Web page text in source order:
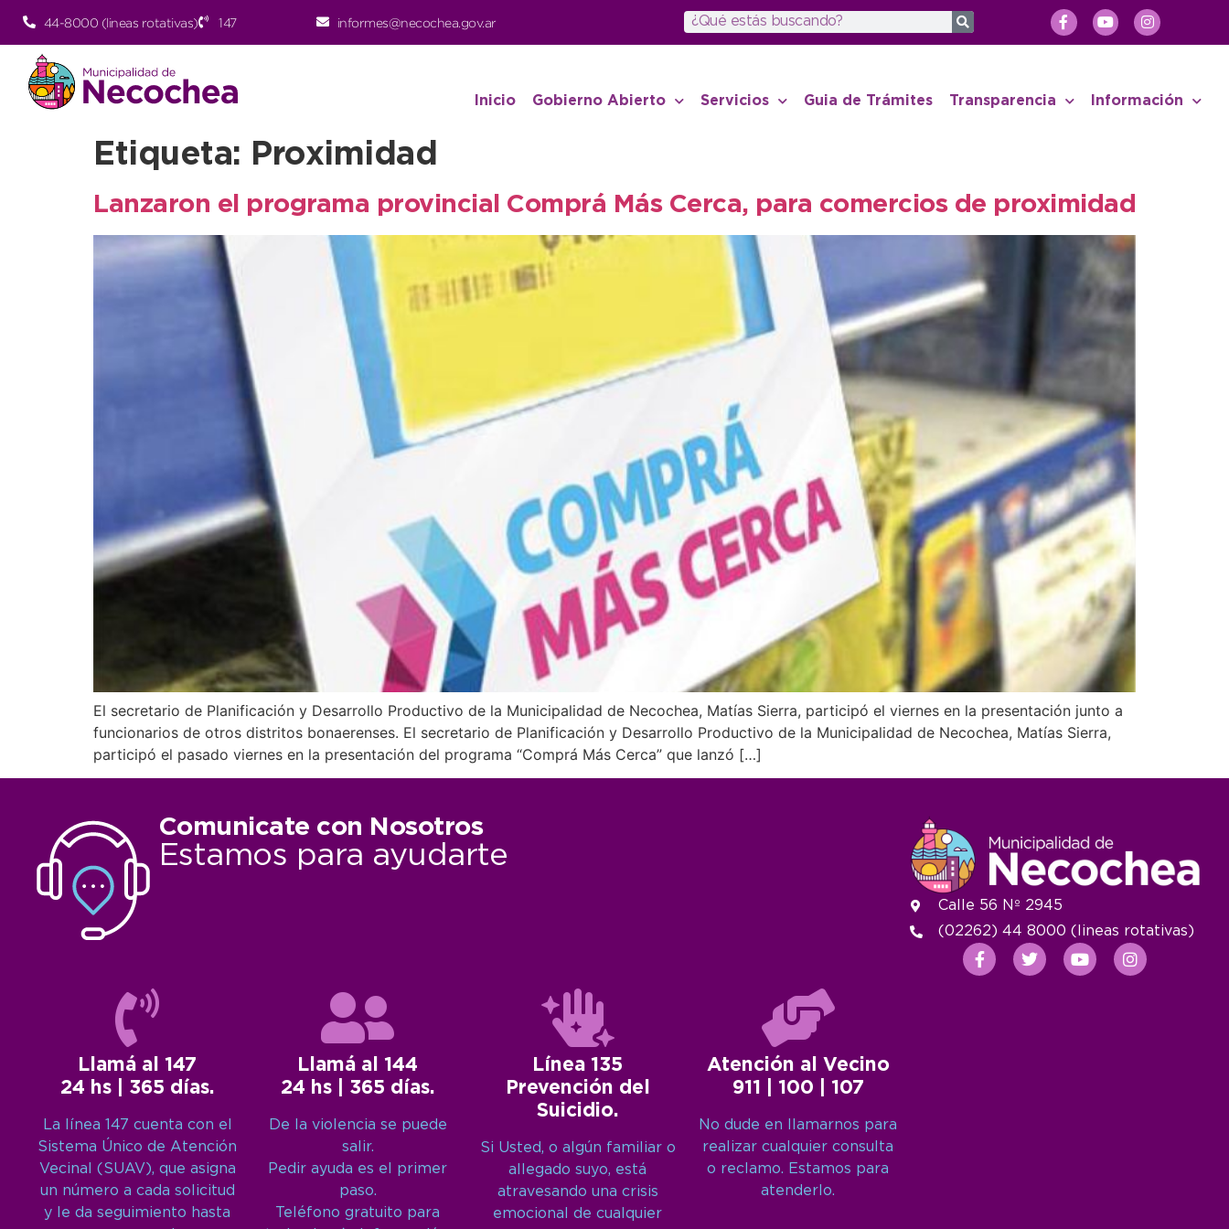
44-8000 (lineas rotativas) 147 informes@necochea.gov.ar
Inicio Gobierno Abierto Servicios Guia de Trámites Transparencia Información
Etiqueta: Proximidad
Lanzaron el programa provincial Comprá Más Cerca, para comercios de proximidad
El secretario de Planificación y Desarrollo Productivo de la Municipalidad de Necochea, Matías Sierra, participó el viernes en la presentación junto a
funcionarios de otros distritos bonaerenses. El secretario de Planificación y Desarrollo Productivo de la Municipalidad de Necochea, Matías Sierra,
participó el pasado viernes en la presentación del programa “Comprá Más Cerca” que lanzó […]
Comunicate con Nosotros
Estamos para ayudarte
Llamá al 147
24 hs | 365 días.
La línea 147 cuenta con el
Sistema Único de Atención
Vecinal (SUAV), que asigna
un número a cada solicitud
y le da seguimiento hasta
Llamá al 144
24 hs | 365 días.
De la violencia se puede
salir.
Pedir ayuda es el primer
paso.
Teléfono gratuito para
Línea 135
Prevención del
Suicidio.
Si Usted, o algún familiar o
allegado suyo, está
atravesando una crisis
emocional de cualquier
Atención al Vecino
911 | 100 | 107
No dude en llamarnos para
realizar cualquier consulta
o reclamo. Estamos para
atenderlo.
Calle 56 Nº 2945
(02262) 44 8000 (lineas rotativas)